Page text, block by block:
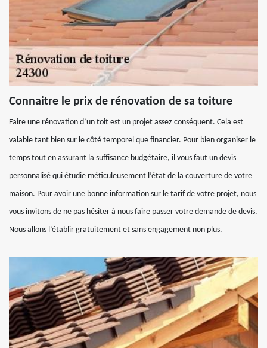
Connaitre le prix de rénovation de sa toiture
Faire une rénovation d’un toit est un projet assez conséquent. Cela est
valable tant bien sur le côté temporel que financier. Pour bien organiser le
temps tout en assurant la suffisance budgétaire, il vous faut un devis
personnalisé qui étudie méticuleusement l’état de la couverture de votre
maison. Pour avoir une bonne information sur le tarif de votre projet, nous
vous invitons de ne pas hésiter à nous faire passer votre demande de devis.
Nous allons l’établir gratuitement et sans engagement non plus.